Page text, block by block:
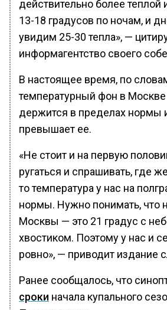
действительно более теплой
13-18 градусов по ночам, и
увидим 25-30 тепла», —
информагентство своего
В настоящее время, по
температурный фон в
держится в пределах нормы
превышает ее.
«Не стоит и на первую
ругаться и спрашивать, где
то температура у нас на
нормы. Нужно понимать, что
Москвы — это 21 градус с
хвостиком. Поэтому у нас и
ровно», — приводит издание
Ранее сообщалось, что
сроки начала купального